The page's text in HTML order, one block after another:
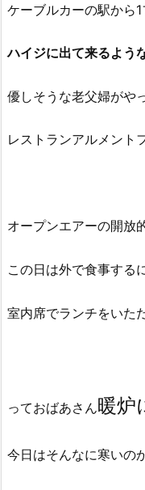
ケーブルカーの駅から1
ハイジに出て来るよう
優しそうな老父婦がや
レストランアルメント
オープンエアーの開放
この日は外で食事する
室内席でランチをいた
っておばあさん暖炉
今日はそんなに寒いの